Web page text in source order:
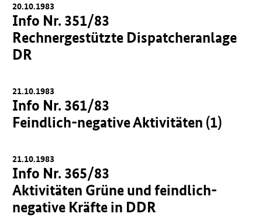
20.10.1983
Info Nr. 351/83
Rechnergestützte Dispatcheranlage
DR
21.10.1983
Info Nr. 361/83
Feindlich-negative Aktivitäten (1)
21.10.1983
Info Nr. 365/83
Aktivitäten Grüne und feindlich-
negative Kräfte in DDR